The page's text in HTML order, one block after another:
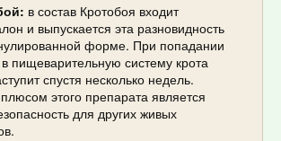
в состав Кротобоя входит
и выпускается эта разновидность
форме. При попадании
пищеварительную систему крота
спустя несколько недель.
этого препарата является
для других живых